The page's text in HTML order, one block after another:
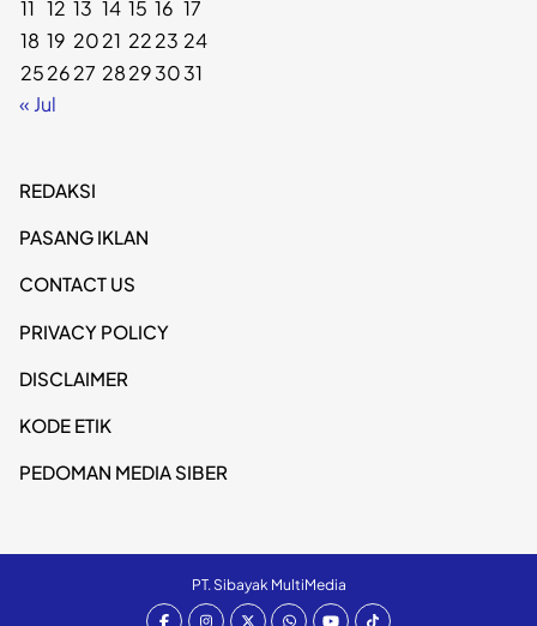
11 12 13 14 15 16 17
18 19 2021 2223 24
252627 28293031
« Jul
REDAKSI
PASANG IKLAN
CONTACT US
PRIVACY POLICY
DISCLAIMER
KODE ETIK
PEDOMAN MEDIA SIBER
PT. Sibayak MultiMedia